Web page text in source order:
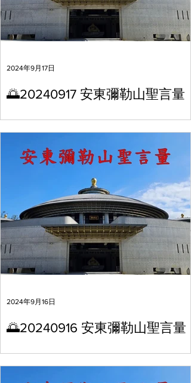
🌅20240917 安東彌勒山聖言量
2024年9月17日
🌅20240916 安東彌勒山聖言量
2024年9月16日